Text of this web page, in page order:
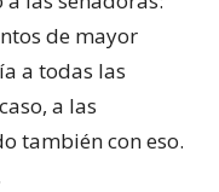
de mayor
a todas las
a las
también con eso.